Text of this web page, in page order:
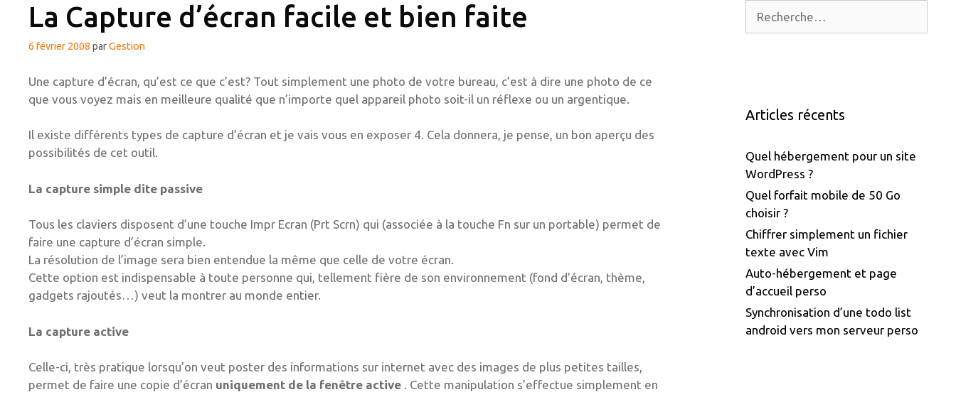
La Capture d’écran facile et bien faite
6 février 2008 parGestion
Une capture d’écran, qu’est ce que c’est? Tout simplement une photo de votre bureau, c’est à dire une photo de ce
que vous voyez mais en meilleure qualité que n’importe quel appareil photo soit-il un réflexe ou un argentique.
Il existe différents types de capture d’écran et je vais vous en exposer 4. Cela donnera, je pense, un bon aperçu des
possibilités de cet outil.
La capture simple dite passive
Tous les claviers disposent d’une touche Impr Ecran (Prt Scrn) qui (associée à la touche Fn sur un portable) permet de
faire une capture d’écran simple.
La résolution de l’image sera bien entendue la même que celle de votre écran.
Cette option est indispensable à toute personne qui, tellement fière de son environnement (fond d’écran, thème,
gadgets rajoutés…) veut la montrer au monde entier.
La capture active
Celle-ci, très pratique lorsqu’on veut poster des informations sur internet avec des images de plus petites tailles,
permet de faire une copie d’écran uniquement de la fenêtre active . Cette manipulation s’effectue simplement en
Articles récents
Quel hébergement pour un site
WordPress ?
Quel forfait mobile de 50 Go
choisir ?
Chiffrer simplement un fichier
texte avec Vim
Auto-hébergement et page
d’accueil perso
Synchronisation d’une todo list
android vers mon serveur perso